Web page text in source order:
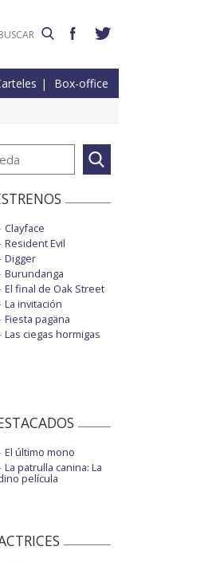
Box-office
Clayface
Resident Evil
Digger
Burundanga
El final de Oak Street
La invitación
Fiesta pagäna
Las ciegas hormigas
El último mono
La patrulla canina: La
película